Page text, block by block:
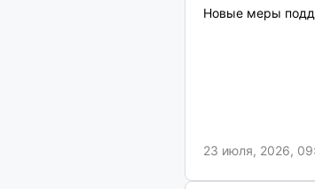
Новые меры
23 июля, 2026,